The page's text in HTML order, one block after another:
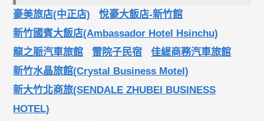
豪美旅店(中正店)
悅豪大飯店-新竹館
新竹國賓大飯店(Ambassador Hotel Hsinchu)
龍之脈汽車旅館
雷院子民宿
佳緹商務汽車旅館
新竹水晶旅館(Crystal Business Motel)
新大竹北商旅(SENDALE ZHUBEI BUSINESS
HOTEL)